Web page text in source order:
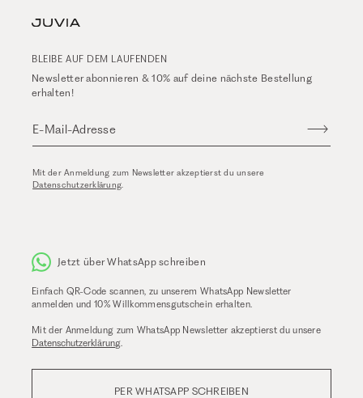
BLEIBE AUF DEM LAUFENDEN
Newsletter abonnieren & 10% auf deine nächste Bestellung
erhalten!
E-Mail-Adresse
Mit der Anmeldung zum Newsletter akzeptierst du unsere
Datenschutzerklärung
Jetzt über WhatsApp schreiben
Einfach QR-Code scannen, zu unserem WhatsApp Newsletter
anmelden und 10% Willkommensgutschein erhalten.
Mit der Anmeldung zum WhatsApp Newsletter akzeptierst du unsere
Datenschutzerklärung
PER WHATSAPP SCHREIBEN